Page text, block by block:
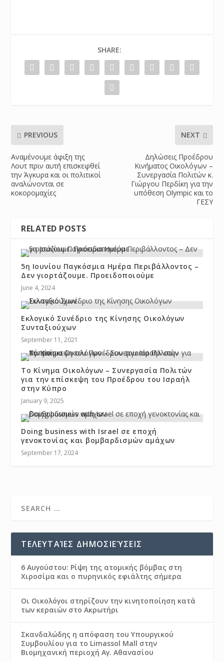
SHARE:
PREVIOUS
Αναμένουμε άφιξη της
Λουτ πριν αυτή επισκεφθεί
την Άγκυρα και οι πολιτικοί
αναλώνονται σε
κοκορομαχίες
NEXT
Δηλώσεις Προέδρου
Κινήματος Οικολόγων –
Συνεργασία Πολιτών κ.
Γιώργου Περδίκη για την
υπόθεση Olympic και το
ΓΕΣΥ
RELATED POSTS
5η Ιουνίου Παγκόσμια Ημέρα Περιβάλλοντος –
Δεν γιορτάζουμε. Προειδοποιούμε
June 4, 2024
Εκλογικό Συνέδριο της Κίνησης Οικολόγων
Συνταξιούχων
September 11, 2021
Το Κίνημα Οικολόγων – Συνεργασία Πολιτών
για την επίσκεψη του Προέδρου του Ισραήλ
στην Κύπρο
January 9, 2025
Doing business with Israel σε εποχή
γενοκτονίας και βομβαρδισμών αμάχων
September 17, 2024
ΤΕΛΕΥΤΑΊΕΣ ΔΗΜΟΣΙΕΎΣΕΙΣ
6 Αυγούστου: Ρίψη της ατομικής βόμβας στη
Χιροσίμα και ο πυρηνικός εφιάλτης σήμερα
Οι Οικολόγοι στηρίζουν την κινητοποίηση κατά
των κεραιών στο Ακρωτήρι
Σκανδαλώδης η απόφαση του Υπουργικού
Συμβουλίου για το Limassol Mall στην
Βιομηχανική περιοχή Αγ. Αθανασίου